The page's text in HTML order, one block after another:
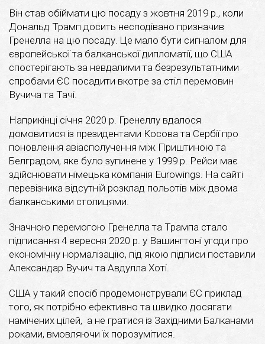
Він став обіймати цю посаду з жовтня 2019 р., коли
Дональд Трамп досить несподівано призначив
Гренелла на цю посаду. Це мало бути сигналом для
європейської та балканської дипломатії, що США
спостерігають за невдалими та безрезультатними
спробами ЄС посадити вкотре за стіл перемовин
Вучича та Тачі.
Наприкінці січня 2020 р. Гренеллу вдалося
домовитися із президентами Косова та Сербії про
поновлення авіасполучення між Приштиною та
Белградом, яке було зупинене у 1999 р. Рейси має
здійснювати німецька компанія Eurowings. На сайті
перевізника відсутній розклад польотів між двома
балканськими столицями.
Значною перемогою Гренелла та Трампа стало
підписання 4 вересня 2020 р. у Вашингтоні угоди про
економічну нормалізацію, під якою підписи поставили
Александар Вучич та Авдулла Хоті.
США у такий спосіб продемонстрували ЄС приклад
того, як потрібно ефективно та швидко досягати
намічених цілей, а не гратися із Західними Балканами
роками, вмовляючи їх порозумітися.